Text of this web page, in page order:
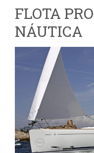
FLOTA
NÁUTICA